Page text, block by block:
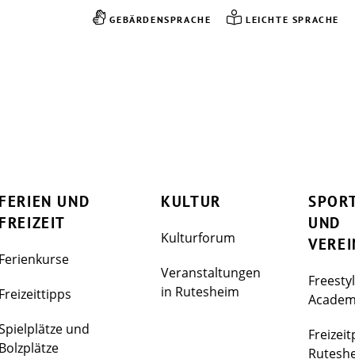
GEBÄRDENSPRACHE LEICHTE SPRACHE
UND
und
KULTUR
Kulturforum
Veranstaltungen
in Rutesheim
UND